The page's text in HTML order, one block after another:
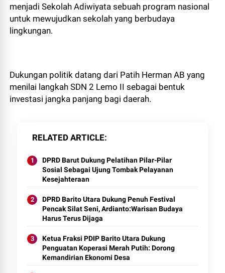
menjadi Sekolah Adiwiyata sebuah program nasional
untuk mewujudkan sekolah yang berbudaya
lingkungan.
Dukungan politik datang dari Patih Herman AB yang
menilai langkah SDN 2 Lemo II sebagai bentuk
investasi jangka panjang bagi daerah.
RELATED ARTICLE
DPRD Barut Dukung Pelatihan Pilar-Pilar
Sosial Sebagai Ujung Tombak Pelayanan
Kesejahteraan
DPRD Barito Utara Dukung Penuh Festival
Pencak Silat Seni, Ardianto:Warisan Budaya
Harus Terus Dijaga
Ketua Fraksi PDIP Barito Utara Dukung
Penguatan Koperasi Merah Putih: Dorong
Kemandirian Ekonomi Desa